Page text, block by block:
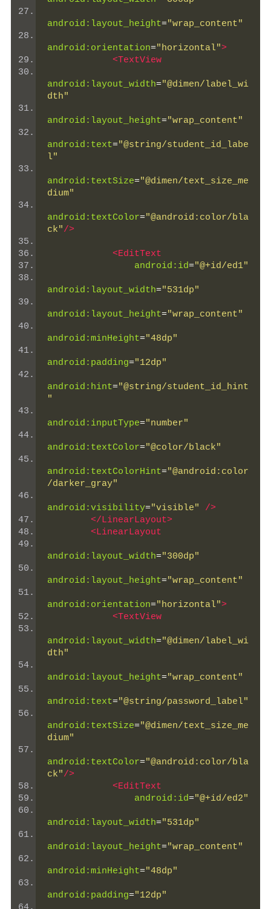
android:layout_height="wrap_content"
android:orientation="horizontal">
<TextView
android:layout_width="@dimen/label_wi
dth"
android:layout_height="wrap_content"
android:text="@string/student_id_labe
l"
android:textSize="@dimen/text_size_me
dium"
android:textColor="@android:color/bla
ck"/>
<EditText
android:id="@+id/ed1"
android:layout_width="531dp"
android:layout_height="wrap_content"
android:minHeight="48dp"
android:padding="12dp"
android:hint="@string/student_id_hint
"
android:inputType="number"
android:textColor="@color/black"
android:textColorHint="@android:color
/darker_gray"
android:visibility="visible"
/>
</LinearLayout>
<LinearLayout
android:layout_width="300dp"
android:layout_height="wrap_content"
android:orientation="horizontal">
<TextView
android:layout_width="@dimen/label_wi
dth"
android:layout_height="wrap_content"
android:text="@string/password_label"
android:textSize="@dimen/text_size_me
dium"
android:textColor="@android:color/bla
ck"/>
<EditText
android:id="@+id/ed2"
android:layout_width="531dp"
android:layout_height="wrap_content"
android:minHeight="48dp"
android:padding="12dp"